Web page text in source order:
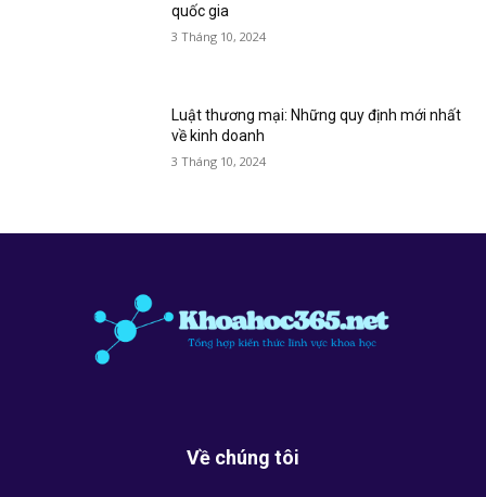
quốc gia
3 Tháng 10, 2024
Luật thương mại: Những quy định mới nhất
về kinh doanh
3 Tháng 10, 2024
Về chúng tôi